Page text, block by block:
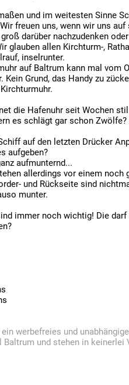
und im weitesten Sinne
freuen uns, wenn wir uns
darüber nachzudenken
glauben allen Kirchturm-,
inselrunter.
auf Baltrum kann mal vom
Kein Grund, das Handy zu
die Hafenuhr seit Wochen
es schlägt gar schon
auf den letzten Drücker
aufgeben?
aufmunternd...
allerdings vor einem
und Rückseite sind
munter.
immer noch wichtig! Die
werbefreies und
Baltrum und stehen in keinerlei